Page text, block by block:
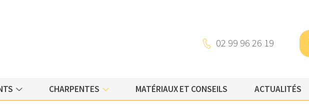
b 02 99 96 26 19
CHARPENTES MATÉRIAUX ET CONSEILS ACTUALITÉS